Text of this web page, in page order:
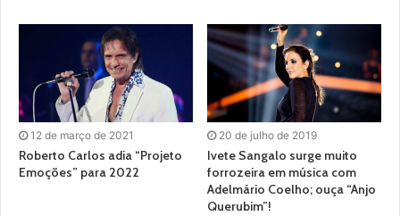
12 de março de 2021
Roberto Carlos adia “Projeto
Emoções” para 2022
20 de julho de 2019
Ivete Sangalo surge muito
forrozeira em música com
Adelmário Coelho; ouça “Anjo
Querubim”!